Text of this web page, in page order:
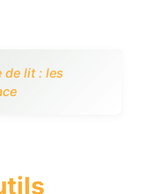
de lit : les